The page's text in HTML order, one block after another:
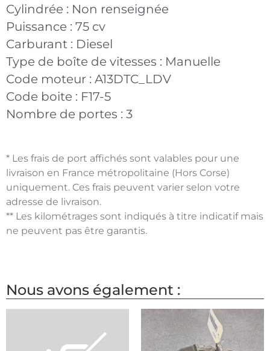
Cylindrée : Non renseignée
Puissance : 75 cv
Carburant : Diesel
Type de boîte de vitesses : Manuelle
Code moteur : A13DTC_LDV
Code boite : F17-5
Nombre de portes : 3
* Les frais de port affichés sont valables pour une
livraison en France métropolitaine (Hors Corse)
uniquement. Ces frais peuvent varier selon votre
adresse de livraison.
** Les kilométrages sont indiqués à titre indicatif mais
ne peuvent pas être garantis.
Nous avons également :